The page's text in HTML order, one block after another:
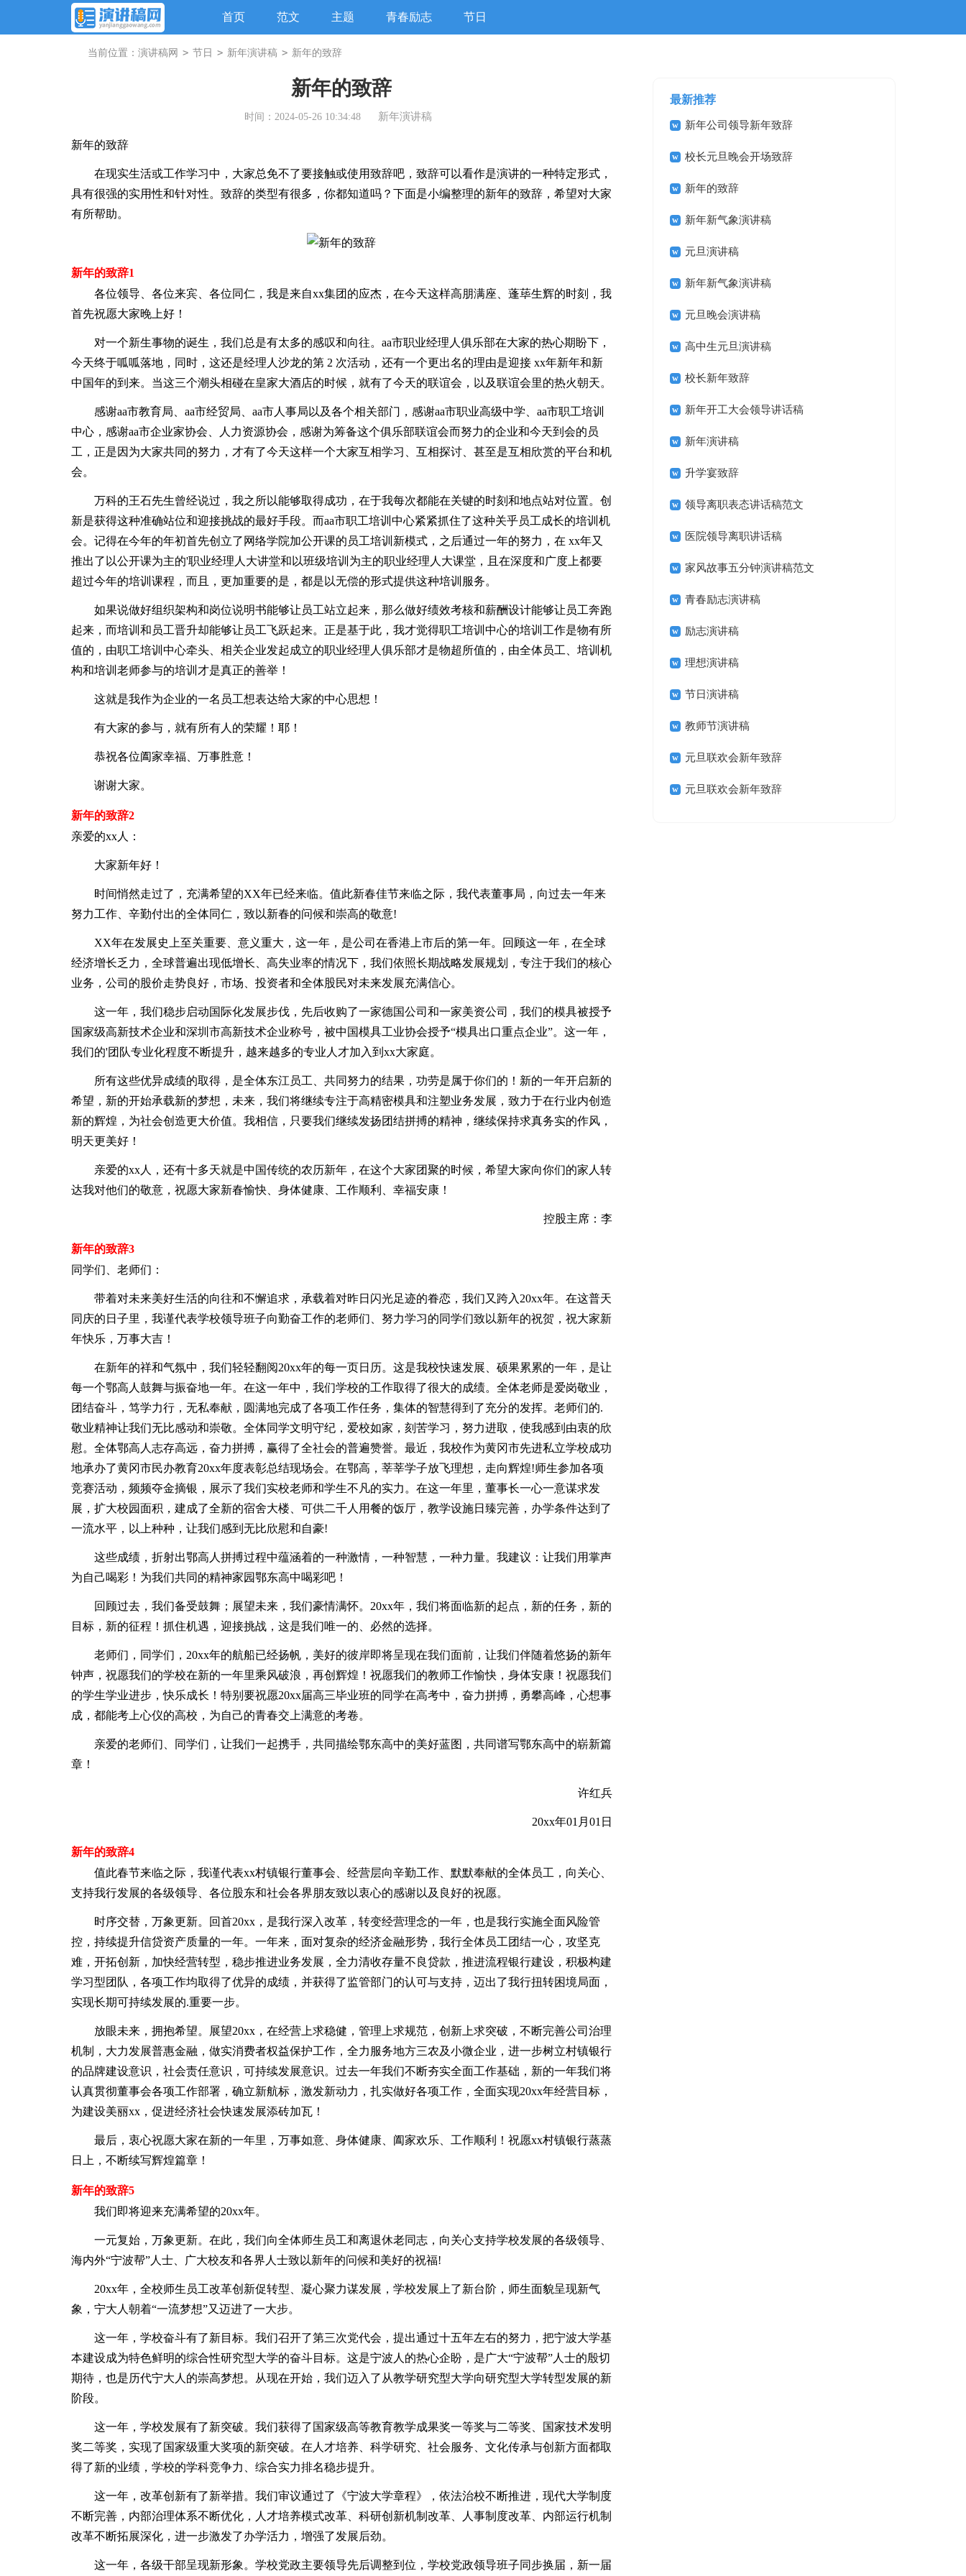
首页 范文 主题 青春励志 节日
当前位置： 演讲稿网 > 节日 > 新年演讲稿 > 新年的致辞
新年的致辞
时间：2024-05-26 10:34:48 新年演讲稿
新年的致辞
在现实生活或工作学习中，大家总免不了要接触或使用致辞吧，致辞可以看作是演讲的一种特定形式，
具有很强的实用性和针对性。致辞的类型有很多，你都知道吗？下面是小编整理的新年的致辞，希望对大家
有所帮助。
新年的致辞1
各位领导、各位来宾、各位同仁，我是来自xx集团的应杰，在今天这样高朋满座、蓬荜生辉的时刻，我
首先祝愿大家晚上好！
对一个新生事物的诞生，我们总是有太多的感叹和向往。aa市职业经理人俱乐部在大家的热心期盼下，
今天终于呱呱落地，同时，这还是经理人沙龙的第 2 次活动，还有一个更出名的理由是迎接 xx年新年和新
中国年的到来。当这三个潮头相碰在皇家大酒店的时候，就有了今天的联谊会，以及联谊会里的热火朝天。
感谢aa市教育局、aa市经贸局、aa市人事局以及各个相关部门，感谢aa市职业高级中学、aa市职工培训
中心，感谢aa市企业家协会、人力资源协会，感谢为筹备这个俱乐部联谊会而努力的企业和今天到会的员
工，正是因为大家共同的努力，才有了今天这样一个大家互相学习、互相探讨、甚至是互相欣赏的平台和机
会。
万科的王石先生曾经说过，我之所以能够取得成功，在于我每次都能在关键的时刻和地点站对位置。创
新是获得这种准确站位和迎接挑战的最好手段。而aa市职工培训中心紧紧抓住了这种关乎员工成长的培训机
会。记得在今年的年初首先创立了网络学院加公开课的员工培训新模式，之后通过一年的努力，在 xx年又
推出了以公开课为主的'职业经理人大讲堂和以班级培训为主的职业经理人大课堂，且在深度和广度上都要
超过今年的培训课程，而且，更加重要的是，都是以无偿的形式提供这种培训服务。
如果说做好组织架构和岗位说明书能够让员工站立起来，那么做好绩效考核和薪酬设计能够让员工奔跑
起来，而培训和员工晋升却能够让员工飞跃起来。正是基于此，我才觉得职工培训中心的培训工作是物有所
值的，由职工培训中心牵头、相关企业发起成立的职业经理人俱乐部才是物超所值的，由全体员工、培训机
构和培训老师参与的培训才是真正的善举！
这就是我作为企业的一名员工想表达给大家的中心思想！
有大家的参与，就有所有人的荣耀！耶！
恭祝各位阖家幸福、万事胜意！
谢谢大家。
新年的致辞2
亲爱的xx人：
大家新年好！
时间悄然走过了，充满希望的XX年已经来临。值此新春佳节来临之际，我代表董事局，向过去一年来
努力工作、辛勤付出的全体同仁，致以新春的问候和崇高的敬意!
XX年在发展史上至关重要、意义重大，这一年，是公司在香港上市后的第一年。回顾这一年，在全球
经济增长乏力，全球普遍出现低增长、高失业率的情况下，我们依照长期战略发展规划，专注于我们的核心
业务，公司的股价走势良好，市场、投资者和全体股民对未来发展充满信心。
这一年，我们稳步启动国际化发展步伐，先后收购了一家德国公司和一家美资公司，我们的模具被授予
国家级高新技术企业和深圳市高新技术企业称号，被中国模具工业协会授予“模具出口重点企业”。这一年，
我们的'团队专业化程度不断提升，越来越多的专业人才加入到xx大家庭。
所有这些优异成绩的取得，是全体东江员工、共同努力的结果，功劳是属于你们的！新的一年开启新的
希望，新的开始承载新的梦想，未来，我们将继续专注于高精密模具和注塑业务发展，致力于在行业内创造
新的辉煌，为社会创造更大价值。我相信，只要我们继续发扬团结拼搏的精神，继续保持求真务实的作风，
明天更美好！
亲爱的xx人，还有十多天就是中国传统的农历新年，在这个大家团聚的时候，希望大家向你们的家人转
达我对他们的敬意，祝愿大家新春愉快、身体健康、工作顺利、幸福安康！
控股主席：李
新年的致辞3
同学们、老师们：
带着对未来美好生活的向往和不懈追求，承载着对昨日闪光足迹的眷恋，我们又跨入20xx年。在这普天
同庆的日子里，我谨代表学校领导班子向勤奋工作的老师们、努力学习的同学们致以新年的祝贺，祝大家新
年快乐，万事大吉！
在新年的祥和气氛中，我们轻轻翻阅20xx年的每一页日历。这是我校快速发展、硕果累累的一年，是让
每一个鄂高人鼓舞与振奋地一年。在这一年中，我们学校的工作取得了很大的成绩。全体老师是爱岗敬业，
团结奋斗，笃学力行，无私奉献，圆满地完成了各项工作任务，集体的智慧得到了充分的发挥。老师们的.
敬业精神让我们无比感动和崇敬。全体同学文明守纪，爱校如家，刻苦学习，努力进取，使我感到由衷的欣
慰。全体鄂高人志存高远，奋力拼搏，赢得了全社会的普遍赞誉。最近，我校作为黄冈市先进私立学校成功
地承办了黄冈市民办教育20xx年度表彰总结现场会。在鄂高，莘莘学子放飞理想，走向辉煌!师生参加各项
竞赛活动，频频夺金摘银，展示了我们实校老师和学生不凡的实力。在这一年里，董事长一心一意谋求发
展，扩大校园面积，建成了全新的宿舍大楼、可供二千人用餐的饭厅，教学设施日臻完善，办学条件达到了
一流水平，以上种种，让我们感到无比欣慰和自豪!
这些成绩，折射出鄂高人拼搏过程中蕴涵着的一种激情，一种智慧，一种力量。我建议：让我们用掌声
为自己喝彩！为我们共同的精神家园鄂东高中喝彩吧！
回顾过去，我们备受鼓舞；展望未来，我们豪情满怀。20xx年，我们将面临新的起点，新的任务，新的
目标，新的征程！抓住机遇，迎接挑战，这是我们唯一的、必然的选择。
老师们，同学们，20xx年的航船已经扬帆，美好的彼岸即将呈现在我们面前，让我们伴随着悠扬的新年
钟声，祝愿我们的学校在新的一年里乘风破浪，再创辉煌！祝愿我们的教师工作愉快，身体安康！祝愿我们
的学生学业进步，快乐成长！特别要祝愿20xx届高三毕业班的同学在高考中，奋力拼搏，勇攀高峰，心想事
成，都能考上心仪的高校，为自己的青春交上满意的考卷。
亲爱的老师们、同学们，让我们一起携手，共同描绘鄂东高中的美好蓝图，共同谱写鄂东高中的崭新篇
章！
许红兵
20xx年01月01日
新年的致辞4
值此春节来临之际，我谨代表xx村镇银行董事会、经营层向辛勤工作、默默奉献的全体员工，向关心、
支持我行发展的各级领导、各位股东和社会各界朋友致以衷心的感谢以及良好的祝愿。
时序交替，万象更新。回首20xx，是我行深入改革，转变经营理念的一年，也是我行实施全面风险管
控，持续提升信贷资产质量的一年。一年来，面对复杂的经济金融形势，我行全体员工团结一心，攻坚克
难，开拓创新，加快经营转型，稳步推进业务发展，全力清收存量不良贷款，推进流程银行建设，积极构建
学习型团队，各项工作均取得了优异的成绩，并获得了监管部门的认可与支持，迈出了我行扭转困境局面，
实现长期可持续发展的.重要一步。
放眼未来，拥抱希望。展望20xx，在经营上求稳健，管理上求规范，创新上求突破，不断完善公司治理
机制，大力发展普惠金融，做实消费者权益保护工作，全力服务地方三农及小微企业，进一步树立村镇银行
的品牌建设意识，社会责任意识，可持续发展意识。过去一年我们不断夯实全面工作基础，新的一年我们将
认真贯彻董事会各项工作部署，确立新航标，激发新动力，扎实做好各项工作，全面实现20xx年经营目标，
为建设美丽xx，促进经济社会快速发展添砖加瓦！
最后，衷心祝愿大家在新的一年里，万事如意、身体健康、阖家欢乐、工作顺利！祝愿xx村镇银行蒸蒸
日上，不断续写辉煌篇章！
新年的致辞5
我们即将迎来充满希望的20xx年。
一元复始，万象更新。在此，我们向全体师生员工和离退休老同志，向关心支持学校发展的各级领导、
海内外“宁波帮”人士、广大校友和各界人士致以新年的问候和美好的祝福!
20xx年，全校师生员工改革创新促转型、凝心聚力谋发展，学校发展上了新台阶，师生面貌呈现新气
象，宁大人朝着“一流梦想”又迈进了一大步。
这一年，学校奋斗有了新目标。我们召开了第三次党代会，提出通过十五年左右的努力，把宁波大学基
本建设成为特色鲜明的综合性研究型大学的奋斗目标。这是宁波人的热心企盼，是广大“宁波帮”人士的殷切
期待，也是历代宁大人的崇高梦想。从现在开始，我们迈入了从教学研究型大学向研究型大学转型发展的新
阶段。
这一年，学校发展有了新突破。我们获得了国家级高等教育教学成果奖一等奖与二等奖、国家技术发明
奖二等奖，实现了国家级重大奖项的新突破。在人才培养、科学研究、社会服务、文化传承与创新方面都取
得了新的业绩，学校的学科竞争力、综合实力排名稳步提升。
这一年，改革创新有了新举措。我们审议通过了《宁波大学章程》，依法治校不断推进，现代大学制度
不断完善，内部治理体系不断优化，人才培养模式改革、科研创新机制改革、人事制度改革、内部运行机制
改革不断拓展深化，进一步激发了办学活力，增强了发展后劲。
这一年，各级干部呈现新形象。学校党政主要领导先后调整到位，学校党政领导班子同步换届，新一届
最新推荐
新年公司领导新年致辞
校长元旦晚会开场致辞
新年的致辞
新年新气象演讲稿
元旦演讲稿
新年新气象演讲稿
元旦晚会演讲稿
高中生元旦演讲稿
校长新年致辞
新年开工大会领导讲话稿
新年演讲稿
升学宴致辞
领导离职表态讲话稿范文
医院领导离职讲话稿
家风故事五分钟演讲稿范文
青春励志演讲稿
励志演讲稿
理想演讲稿
节日演讲稿
教师节演讲稿
元旦联欢会新年致辞
元旦联欢会新年致辞